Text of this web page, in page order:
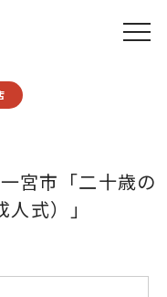
宮市「二十歳の
式）」